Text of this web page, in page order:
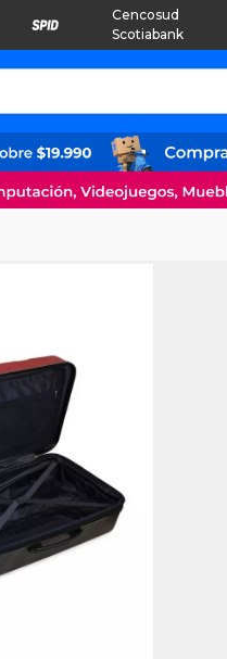
Cencosud
Scotiabank